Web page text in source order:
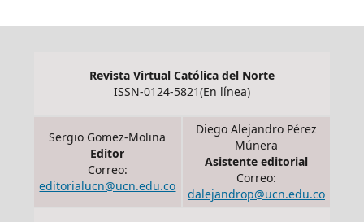
Revista Virtual Católica del Norte
ISSN-0124-5821(En línea)
Sergio Gomez-Molina
Editor
Correo:
editorialucn@ucn.edu.co
Diego Alejandro Pérez
Múnera
Asistente editorial
Correo:
dalejandrop@ucn.edu.co